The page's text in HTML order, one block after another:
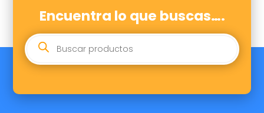
Encuentra lo que buscas….
BÚSQUEDA
PRODUCTOS